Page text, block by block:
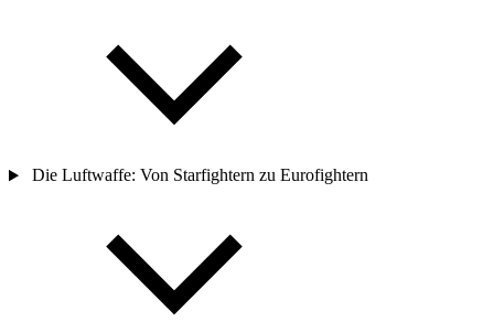
Die Luftwaffe: Von Starfightern zu Eurofightern